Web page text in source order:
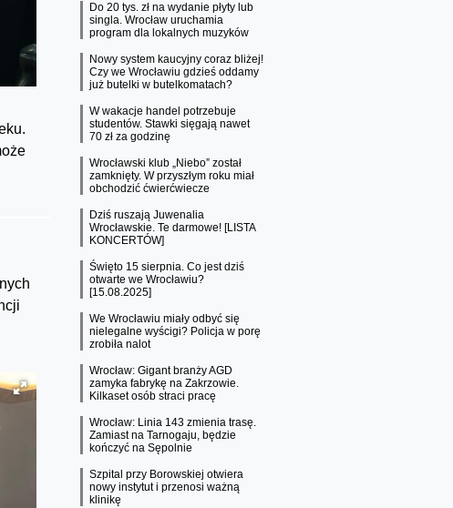
Do 20 tys. zł na wydanie płyty lub
singla. Wrocław uruchamia
program dla lokalnych muzyków
Nowy system kaucyjny coraz bliżej!
Czy we Wrocławiu gdzieś oddamy
już butelki w butelkomatach?
W wakacje handel potrzebuje
studentów. Stawki sięgają nawet
70 zł za godzinę
Wrocławski klub „Niebo” został
zamknięty. W przyszłym roku miał
obchodzić ćwierćwiecze
Dziś ruszają Juwenalia
Wrocławskie. Te darmowe! [LISTA
KONCERTÓW]
Święto 15 sierpnia. Co jest dziś
otwarte we Wrocławiu?
[15.08.2025]
We Wrocławiu miały odbyć się
nielegalne wyścigi? Policja w porę
zrobiła nalot
Wrocław: Gigant branży AGD
zamyka fabrykę na Zakrzowie.
Kilkaset osób straci pracę
Wrocław: Linia 143 zmienia trasę.
Zamiast na Tarnogaju, będzie
kończyć na Sępolnie
Szpital przy Borowskiej otwiera
nowy instytut i przenosi ważną
klinikę